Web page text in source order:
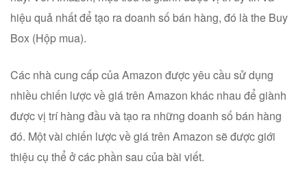
hiệu quả nhất để tạo ra doanh số bán hàng, đó là the Buy
Box (Hộp mua).
Các nhà cung cấp của Amazon được yêu cầu sử dụng
nhiều chiến lược về giá trên Amazon khác nhau để giành
được vị trí hàng đầu và tạo ra những doanh số bán hàng
đó. Một vài chiến lược về giá trên Amazon sẽ được giới
thiệu cụ thể ở các phần sau của bài viết.